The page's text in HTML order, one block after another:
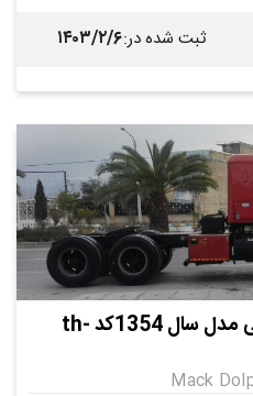
ثبت شده در:۱۴۰۳/۲/۶
کامیون کشنده ماک دولفینی مدل سال 1354کد th-
Mack